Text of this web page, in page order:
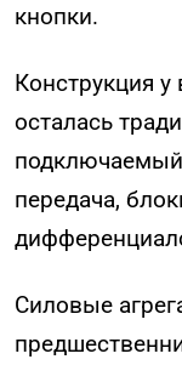
кнопки.
Конструкция у
осталась
передача,
Силовые